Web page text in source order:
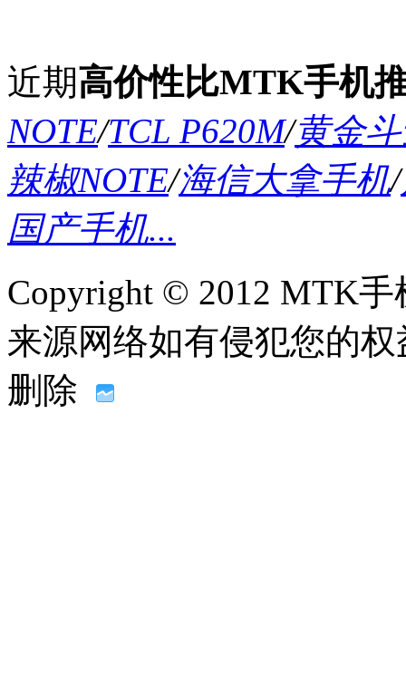
近期高价性比MTK手机
NOTE/TCL P620M/黄金
辣椒NOTE/海信大拿手机/
国产手机...
Copyright © 2012 MTK
来源网络如有侵犯您的
删除